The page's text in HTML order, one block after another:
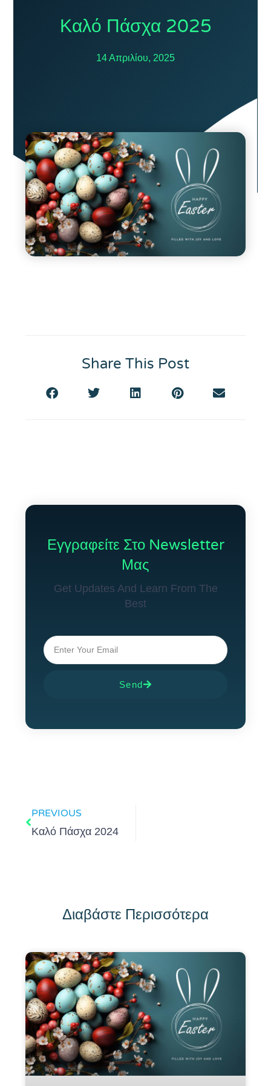
Καλό Πάσχα 2025
14 Απριλίου, 2025
Share This Post
Εγγραφείτε Στο Newsletter
Μας
Get Updates And Learn From The
Best
Send
PREVIOUS
Καλό Πάσχα 2024
Διαβάστε Περισσότερα